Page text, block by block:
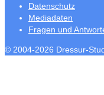
Datenschutz
Mediadaten
Fragen und
© 2004-2026 Dressur-